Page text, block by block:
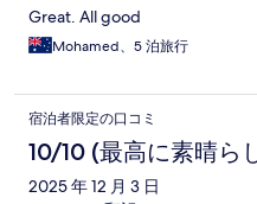
Great. All good
Mohamed、5 泊旅行
宿泊者限定の口コミ
10/10 (最高に素晴ら
2025 年 12 月 3 日